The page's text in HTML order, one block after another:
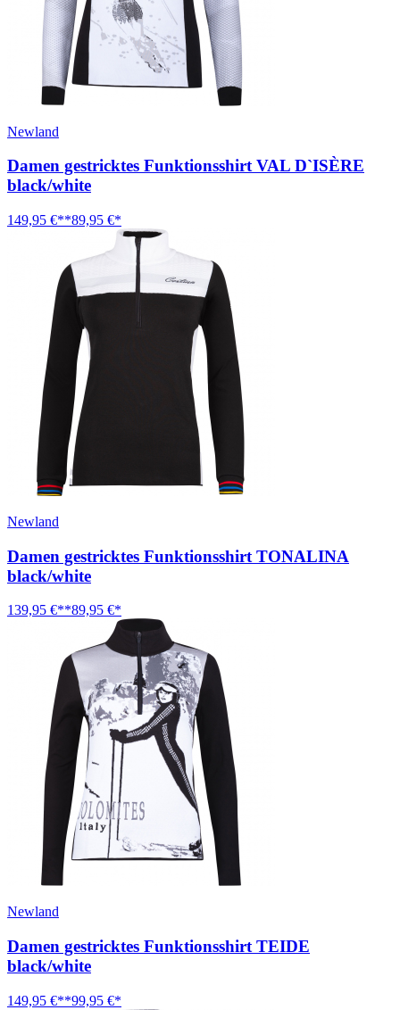
Newland
Damen gestricktes Funktionsshirt VAL D`ISÈRE
black/white
149,95 €**89,95 €*
Newland
Damen gestricktes Funktionsshirt TONALINA
black/white
139,95 €**89,95 €*
Newland
Damen gestricktes Funktionsshirt TEIDE
black/white
149,95 €**99,95 €*